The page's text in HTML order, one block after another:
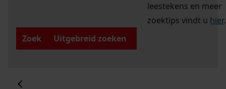
leestekens en meer
zoektips vindt u hier.
Zoek
Uitgebreid zoeken